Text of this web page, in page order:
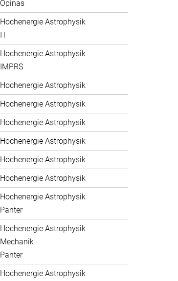
Opinas
Hochenergie Astrophysik
IT
Hochenergie Astrophysik
IMPRS
Hochenergie Astrophysik
Hochenergie Astrophysik
Hochenergie Astrophysik
Hochenergie Astrophysik
Hochenergie Astrophysik
Hochenergie Astrophysik
Hochenergie Astrophysik
Panter
Hochenergie Astrophysik
Mechanik
Panter
Hochenergie Astrophysik